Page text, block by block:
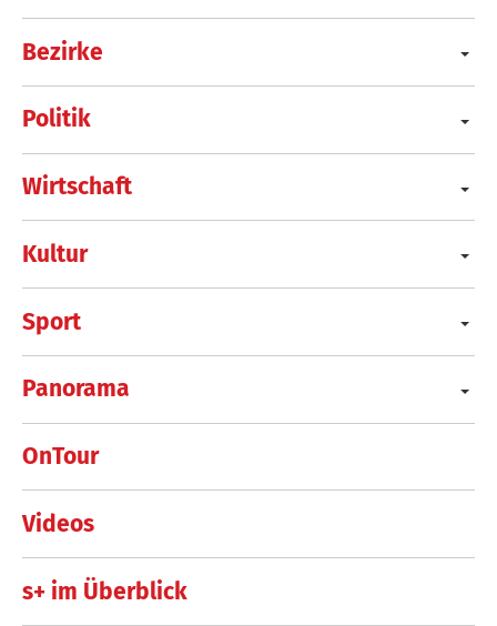
Bezirke
Politik
Wirtschaft
Kultur
Sport
Panorama
OnTour
Videos
s+ im Überblick